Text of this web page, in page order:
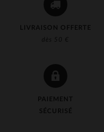
LIVRAISON OFFERTE
dès 50 €
PAIEMENT
SÉCURISÉ